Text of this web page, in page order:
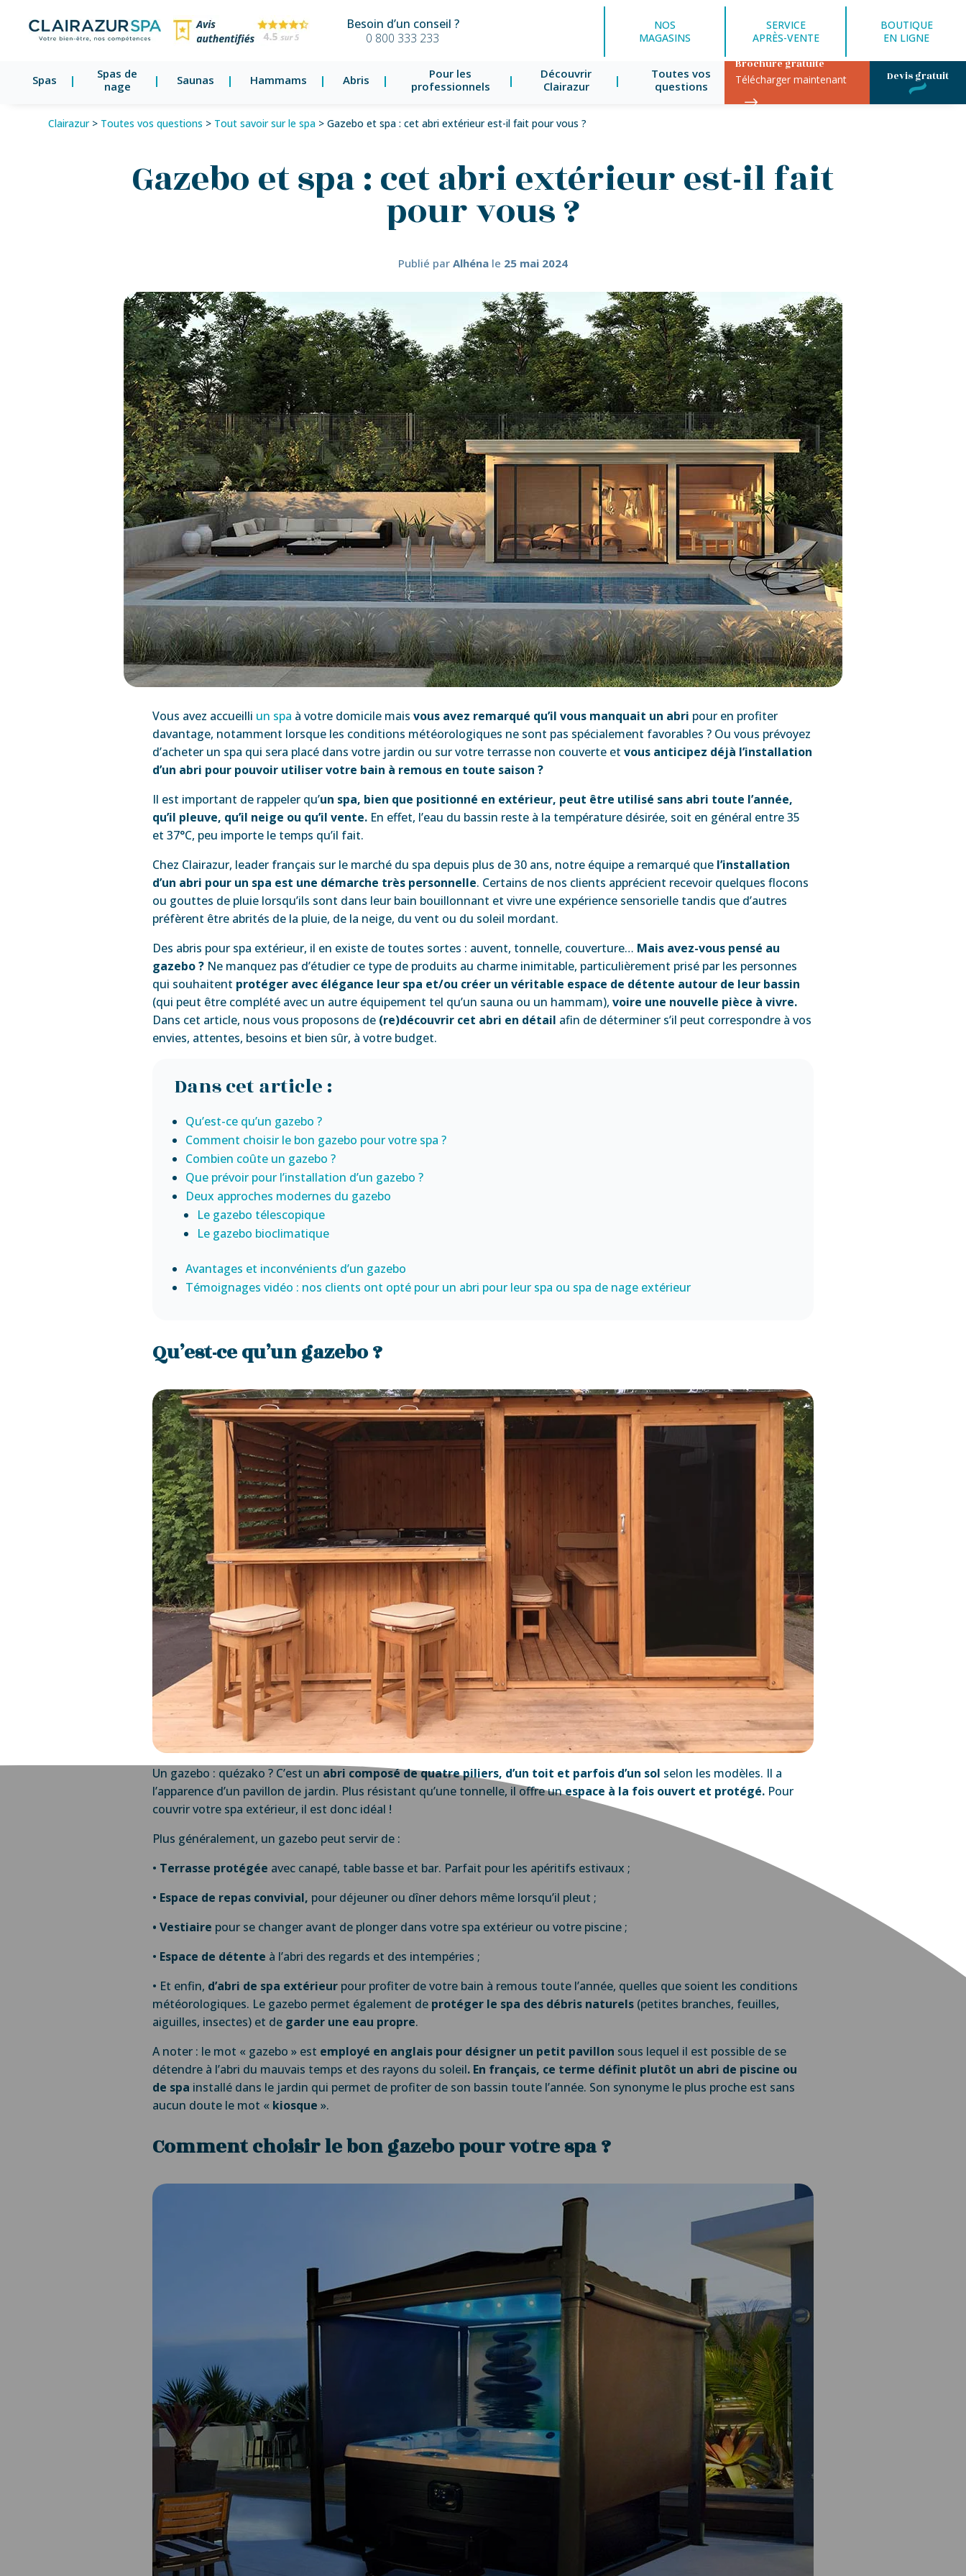
Besoin d’un conseil ?
0 800 333 233
NOS
MAGASINS
SERVICE
APRÈS-VENTE
BOUTIQUE
EN LIGNE
Spas
Spas de
nage
Saunas Hammams Abris
Pour les
professionnels
Découvrir
Clairazur
Toutes vos
questions
Brochure gratuite
Télécharger maintenant Devis gratuit
Clairazur> Toutes vos questions > Tout savoir sur le spa >Gazebo et spa : cet abri extérieur est-il fait pour vous ?
Gazebo et spa : cet abri extérieur est-il fait
pour vous ?
Publié par Alhéna le 25 mai 2024
Vous avez accueilli un spa à votre domicile mais vous avez remarqué qu’il vous manquait un abri pour en profiter
davantage, notamment lorsque les conditions météorologiques ne sont pas spécialement favorables ? Ou vous prévoyez
d’acheter un spa qui sera placé dans votre jardin ou sur votre terrasse non couverte et vous anticipez déjà l’installation
d’un abri pour pouvoir utiliser votre bain à remous en toute saison ?
Il est important de rappeler qu’un spa, bien que positionné en extérieur, peut être utilisé sans abri toute l’année,
qu’il pleuve, qu’il neige ou qu’il vente. En effet, l’eau du bassin reste à la température désirée, soit en général entre 35
et 37°C, peu importe le temps qu’il fait.
Chez Clairazur, leader français sur le marché du spa depuis plus de 30 ans, notre équipe a remarqué que l’installation
d’un abri pour un spa est une démarche très personnelle. Certains de nos clients apprécient recevoir quelques flocons
ou gouttes de pluie lorsqu’ils sont dans leur bain bouillonnant et vivre une expérience sensorielle tandis que d’autres
préfèrent être abrités de la pluie, de la neige, du vent ou du soleil mordant.
Des abris pour spa extérieur, il en existe de toutes sortes : auvent, tonnelle, couverture… Mais avez-vous pensé au
gazebo ? Ne manquez pas d’étudier ce type de produits au charme inimitable, particulièrement prisé par les personnes
qui souhaitent protéger avec élégance leur spa et/ou créer un véritable espace de détente autour de leur bassin
(qui peut être complété avec un autre équipement tel qu’un sauna ou un hammam), voire une nouvelle pièce à vivre.
Dans cet article, nous vous proposons de (re)découvrir cet abri en détail afin de déterminer s’il peut correspondre à vos
envies, attentes, besoins et bien sûr, à votre budget.
Dans cet article :
Qu’est-ce qu’un gazebo ?
Comment choisir le bon gazebo pour votre spa ?
Combien coûte un gazebo ?
Que prévoir pour l’installation d’un gazebo ?
Deux approches modernes du gazebo
Le gazebo télescopique
Le gazebo bioclimatique
Avantages et inconvénients d’un gazebo
Témoignages vidéo : nos clients ont opté pour un abri pour leur spa ou spa de nage extérieur
Qu’est-ce qu’un gazebo ?
Un gazebo : quézako ? C’est un abri composé de quatre piliers, d’un toit et parfois d’un sol selon les modèles. Il a
l’apparence d’un pavillon de jardin. Plus résistant qu’une tonnelle, il offre unespace à la fois ouvert et protégé. Pour
couvrir votre spa extérieur, il est donc idéal !
Plus généralement, un gazebo peut servir de :
• Terrasse protégée avec canapé, table basse et bar. Parfait pour les apéritifs estivaux ;
• Espace de repas convivial, pour déjeuner ou dîner dehors même lorsqu’il pleut ;
• Vestiaire pour se changer avant de plonger dans votre spa extérieur ou votre piscine ;
• Espace de détente à l’abri des regards et des intempéries ;
• Et enfin, d’abri de spa extérieur pour profiter de votre bain à remous toute l’année, quelles que soient les conditions
météorologiques. Le gazebo permet également de protéger le spa des débris naturels (petites branches, feuilles,
aiguilles, insectes) et de garder une eau propre.
A noter : le mot « gazebo » est employé en anglais pour désigner un petit pavillon sous lequel il est possible de se
détendre à l’abri du mauvais temps et des rayons du soleil. En français, ce terme définit plutôt un abri de piscine ou
de spa installé dans le jardin qui permet de profiter de son bassin toute l’année. Son synonyme le plus proche est sans
aucun doute le mot « kiosque ».
Comment choisir le bon gazebo pour votre spa ?